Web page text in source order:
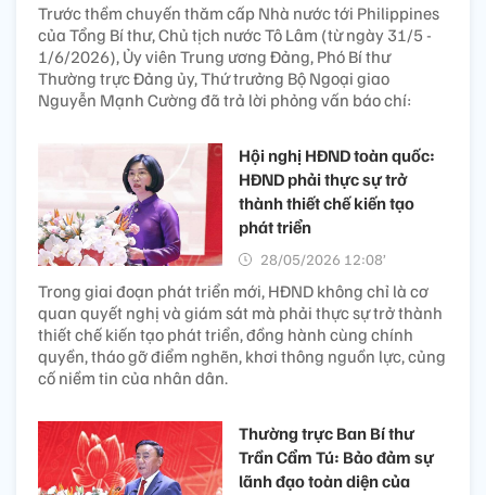
Trước thềm chuyến thăm cấp Nhà nước tới Philippines
của Tổng Bí thư, Chủ tịch nước Tô Lâm (từ ngày 31/5 -
1/6/2026), Ủy viên Trung ương Đảng, Phó Bí thư
Thường trực Đảng ủy, Thứ trưởng Bộ Ngoại giao
Nguyễn Mạnh Cường đã trả lời phỏng vấn báo chí:
Hội nghị HĐND toàn quốc:
HĐND phải thực sự trở
thành thiết chế kiến tạo
phát triển
28/05/2026 12:08’
Trong giai đoạn phát triển mới, HĐND không chỉ là cơ
quan quyết nghị và giám sát mà phải thực sự trở thành
thiết chế kiến tạo phát triển, đồng hành cùng chính
quyền, tháo gỡ điểm nghẽn, khơi thông nguồn lực, củng
cố niềm tin của nhân dân.
Thường trực Ban Bí thư
Trần Cẩm Tú: Bảo đảm sự
lãnh đạo toàn diện của